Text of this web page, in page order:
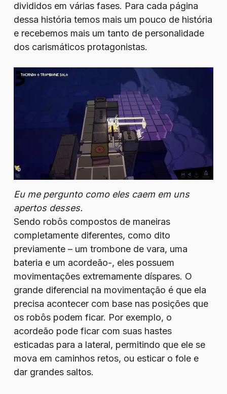
divididos em várias fases. Para cada página
dessa história temos mais um pouco de história
e recebemos mais um tanto de personalidade
dos carismáticos protagonistas.
Eu me pergunto como eles caem em uns
apertos desses.
Sendo robôs compostos de maneiras
completamente diferentes, como dito
previamente – um trombone de vara, uma
bateria e um acordeão-, eles possuem
movimentações extremamente díspares. O
grande diferencial na movimentação é que ela
precisa acontecer com base nas posições que
os robôs podem ficar. Por exemplo, o
acordeão pode ficar com suas hastes
esticadas para a lateral, permitindo que ele se
mova em caminhos retos, ou esticar o fole e
dar grandes saltos.